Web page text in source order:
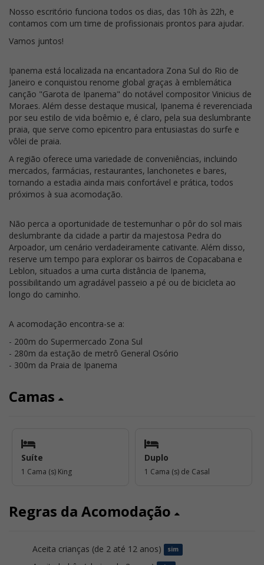
Nosso escritório funciona todos os dias, das 10h às 22h, e
contamos com um time de profissionais prontos para ajudar.
Vamos juntos!
Ipanema está localizada na encantadora Zona Sul do Rio de
Janeiro e conquistou renome global graças à emblemática
canção "Garota de Ipanema" do notável compositor Vinicius de
Moraes. Além desse destaque musical, Ipanema é reverenciada
por seu estilo de vida boêmio e, é claro, pela sua deslumbrante
praia, que serve como epicentro para entusiastas do surfe e
vôlei de praia.
A região oferece uma variedade de conveniências, incluindo
mercados, farmácias, restaurantes, lanchonetes e bares,
tornando a estadia ainda mais confortável e prática, todos
próximos à sua acomodação.
Não perca a oportunidade de testemunhar o pôr do sol mais
deslumbrante da cidade a partir da majestosa Pedra do
Arpoador, um cenário verdadeiramente cativante. Além disso,
reserve um tempo para explorar os bairros de Copacabana e
Leblon, situados a uma curta distância de Ipanema,
possibilitando um agradável passeio a pé ou de bicicleta ao
longo do caminho.
A acomodação encontra-se a:
- 200m do Supermercado Zona Sul
- 280m da estação de metrô General Osório
- 300m da Praia de Ipanema
Camas
Suíte
1 Cama (s) King
Duplo
1 Cama (s) de Casal
Regras da Acomodação
Aceita crianças (de 2 até 12 anos) sim